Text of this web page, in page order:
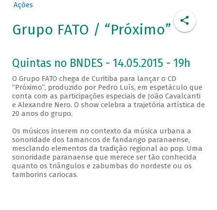
Ações
Grupo FATO / “Próximo”
Quintas no BNDES - 14.05.2015 - 19h
O Grupo FATO chega de Curitiba para lançar o CD
“Próximo”, produzido por Pedro Luís, em espetáculo que
conta com as participações especiais de João Cavalcanti
e Alexandre Nero. O show celebra a trajetória artística de
20 anos do grupo.
Os músicos inserem no contexto da música urbana a
sonoridade dos tamancos de fandango paranaense,
mesclando elementos da tradição regional ao pop. Uma
sonoridade paranaense que merece ser tão conhecida
quanto os triângulos e zabumbas do nordeste ou os
tamborins cariocas.